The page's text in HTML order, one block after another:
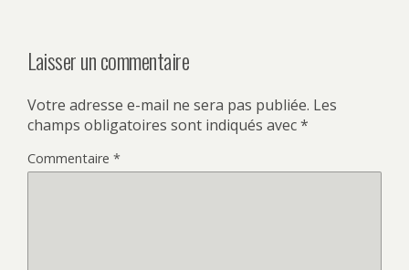
Laisser un commentaire
Votre adresse e-mail ne sera pas publiée. Les
champs obligatoires sont indiqués avec*
Commentaire *